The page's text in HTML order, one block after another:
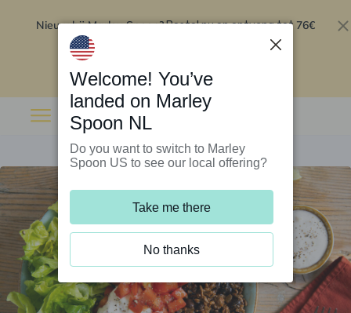
Nieuw bij Marley Spoon?Bestel nu en ontvang tot 76€
Welcome! You’ve
landed on Marley
Spoon NL
Do you want to switch to Marley
Spoon US to see our local offering?
Take me there
No thanks